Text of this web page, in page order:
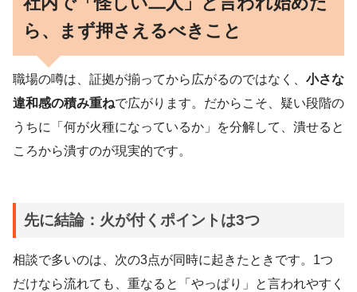
ら、まず押さえるべきこと
職場の噂は、証拠が揃ってから広がるのではなく、 小さな
違和感の積み重ねで広がります。だからこそ、疑い段階の
うちに「何が火種になっているか」を分解して、潰せると
ころから潰すのが現実的です。
先に結論：火が付くポイントは3つ
相談で多いのは、次の3点が同時に起きたときです。1つ
だけなら流れても、重なると「やっぱり」と言われやすく